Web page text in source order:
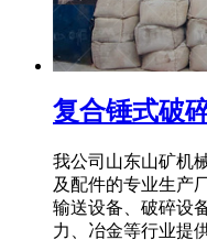
复合锤式破
我公司山东山矿机
及配件的专业生产
输送设备、破碎设
力、冶金等行业提